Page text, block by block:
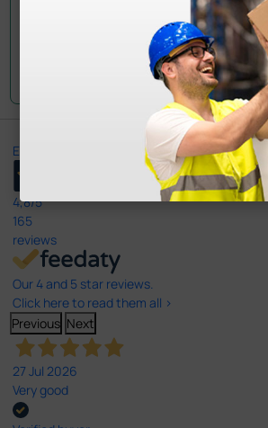
Envie a sua questão
Excellent
4,8/5
165
reviews
Our 4 and 5 star reviews.
Click here to read them all >
Previous Next
27 Jul 2026
Very good